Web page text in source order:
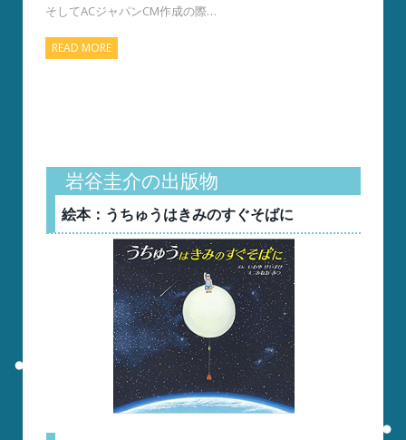
そしてACジャパンCM作成の際…
READ MORE
岩谷圭介の出版物
絵本：うちゅうはきみのすぐそばに